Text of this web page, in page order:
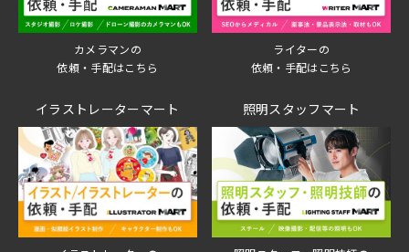
カメラマンの
依頼・手配はこちら
ライターの
依頼・手配はこちら
イラストレーターマート 照明スタッフマート